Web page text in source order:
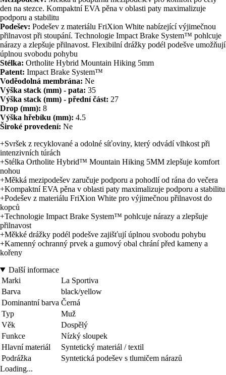
den na stezce. Kompaktní EVA pěna v oblasti paty maximalizuje
podporu a stabilitu
Podešev: Podešev z materiálu FriXion White nabízející výjimečnou
přilnavost při stoupání. Technologie Impact Brake System™ pohlcuje
nárazy a zlepšuje přilnavost. Flexibilní drážky podél podešve umožňují
úplnou svobodu pohybu
Stélka: Ortholite Hybrid Mountain Hiking 5mm
Patent: Impact Brake System™
Voděodolná membrána: Ne
Výška stack (mm) - pata: 35
Výška stack (mm) - přední část: 27
Drop (mm): 8
Výška hřebíku (mm): 4.5
Široké provedení: Ne
+Svršek z recyklované a odolné síťoviny, který odvádí vlhkost při
intenzivních túrách
+Stélka Ortholite Hybrid™ Mountain Hiking 5MM zlepšuje komfort
nohou
+Měkká mezipodešev zaručuje podporu a pohodlí od rána do večera
+Kompaktní EVA pěna v oblasti paty maximalizuje podporu a stabilitu
+Podešev z materiálu FriXion White pro výjimečnou přilnavost do
kopců
+Technologie Impact Brake System™ pohlcuje nárazy a zlepšuje
přilnavost
+Měkké drážky podél podešve zajišťují úplnou svobodu pohybu
+Kamenný ochranný prvek a gumový obal chrání před kameny a
kořeny
Další informace
Marki
La Sportiva
Barva
black/yellow
Dominantní barva Černá
Typ
Muž
Věk
Dospělý
Funkce
Nízký sloupek
Hlavní materiál
Syntetický materiál / textil
Podrážka
Syntetická podešev s tlumičem nárazů
Loading...